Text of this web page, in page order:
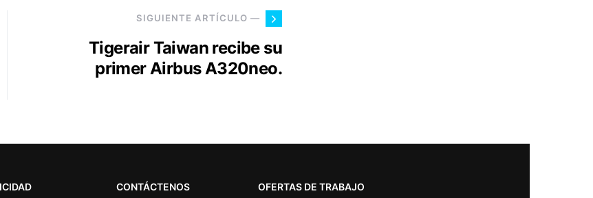
SIGUIENTE ARTÍCULO —
Tigerair Taiwan recibe su
primer Airbus A320neo.
CONTÁCTENOS OFERTAS DE TRABAJO